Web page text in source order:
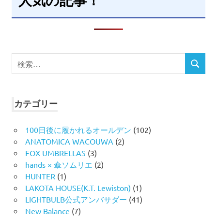
検
索
検
カテゴリー
100日後に履かれるオールデン (102)
ANATOMICA WACOUWA (2)
FOX UMBRELLAS (3)
hands × 傘ソムリエ (2)
HUNTER (1)
LAKOTA HOUSE(K.T. Lewiston) (1)
LIGHTBULB公式アンバサダー (41)
New Balance (7)